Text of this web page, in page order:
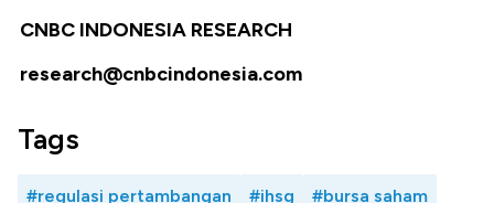
CNBC INDONESIA RESEARCH
research@cnbcindonesia.com
Tags
#regulasi pertambangan #ihsg #bursa saham